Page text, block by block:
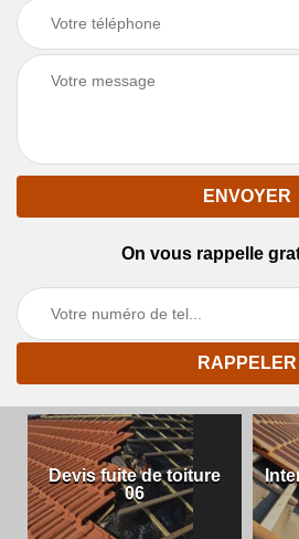
On vous rappelle
Devis fuite de toiture
06